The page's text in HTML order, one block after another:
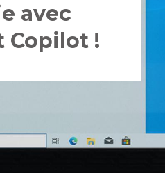
avec
Copilot !